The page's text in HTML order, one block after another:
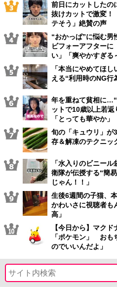
前日にカットした
抜けカットで激変
テそう」絶賛の声
“おかっぱ”に悩む
ビフォーアフターに
い」「爽やかすぎる
「本当にやめてほ
える“利用時のNG行
年を重ねて貧相に
ットで10歳以上若返
「とっても華やか」
旬の「キュウリ」
存＆解凍のテクニッ
「水入りのビニー
衛隊が伝授する“簡
じゃん！！」
生後6週間の子猫、
かわいさに視聴者も
高」
【今日から】マク
「ポケモン」 おも
のでいいんだよ」